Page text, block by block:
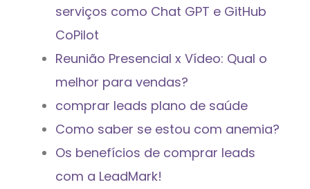
serviços como Chat GPT e GitHub
CoPilot
Reunião Presencial x Vídeo: Qual o
melhor para vendas?
comprar leads plano de saúde
Como saber se estou com anemia?
Os benefícios de comprar leads
com a LeadMark!